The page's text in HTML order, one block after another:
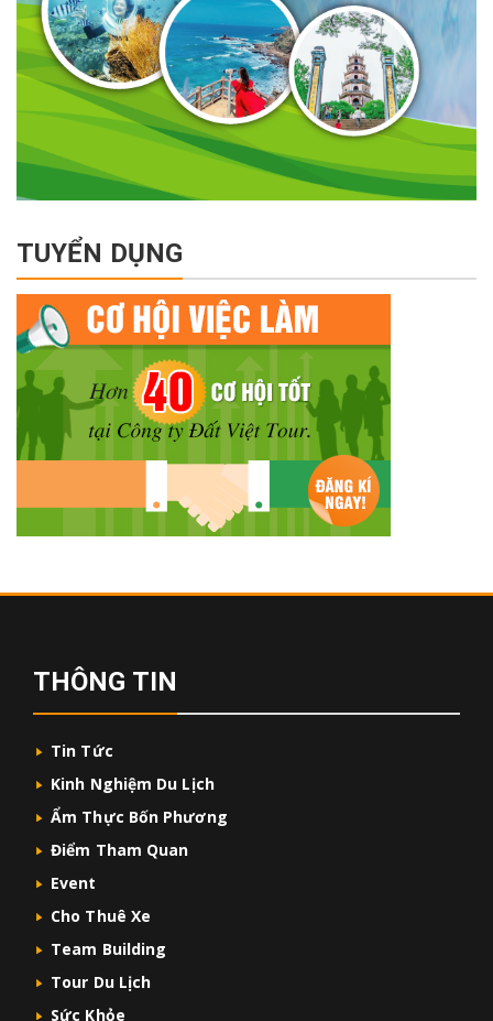
TUYỂN DỤNG
THÔNG TIN
Tin Tức
Kinh Nghiệm Du Lịch
Ẩm Thực Bốn Phương
Điểm Tham Quan
Event
Cho Thuê Xe
Team Building
Tour Du Lịch
Sức Khỏe